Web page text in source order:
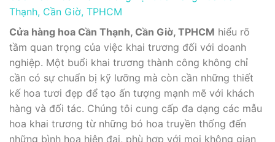
Thạnh, Cần Giờ, TPHCM
Cửa hàng hoa Cần Thạnh, Cần Giờ, TPHCM hiểu rõ
tầm quan trọng của việc khai trương đối với doanh
nghiệp. Một buổi khai trương thành công không chỉ
cần có sự chuẩn bị kỹ lưỡng mà còn cần những thiết
kế hoa tươi đẹp để tạo ấn tượng mạnh mẽ với khách
hàng và đối tác. Chúng tôi cung cấp đa dạng các mẫu
hoa khai trương từ những bó hoa truyền thống đến
những bình hoa hiện đại, phù hợp với mọi không gian